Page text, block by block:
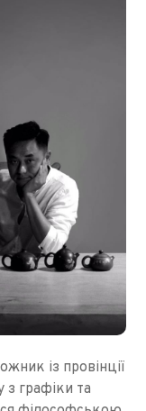
із провінції
графіки та